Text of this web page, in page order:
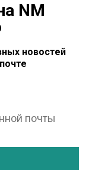
NM
новостей